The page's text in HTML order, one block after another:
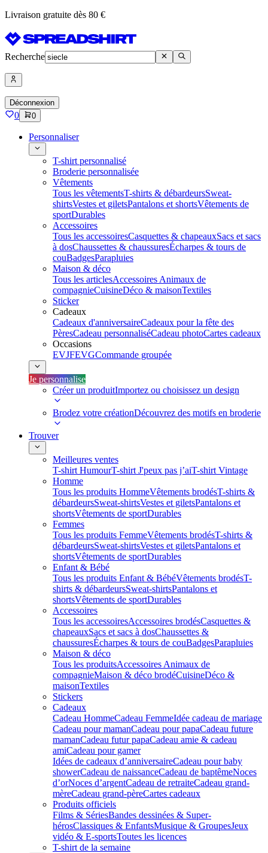
Livraison gratuite dès 80 €
Recherche
Déconnexion
0 0
Personnaliser
T-shirt personnalisé
Broderie personnalisée
Vêtements
Tous les vêtementsT-shirts & débardeursSweat-
shirtsVestes et giletsPantalons et shortsVêtements de
sportDurables
Accessoires
Tous les accessoiresCasquettes & chapeauxSacs et sacs
à dosChaussettes & chaussuresÉcharpes & tours de
couBadgesParapluies
Maison & déco
Tous les articlesAccessoires Animaux de
compagnieCuisineDéco & maisonTextiles
Sticker
Cadeaux
Cadeaux d'anniversaireCadeaux pour la fête des
PèresCadeau personnaliséCadeau photoCartes cadeaux
Occasions
EVJFEVGCommande groupée
Je personnalise
Créer un produitImportez ou choisissez un design
Brodez votre créationDécouvrez des motifs en broderie
Trouver
Meilleures ventes
T-shirt HumourT-shirt J'peux pas j’aiT-shirt Vintage
Homme
Tous les produits HommeVêtements brodésT-shirts &
débardeursSweat-shirtsVestes et giletsPantalons et
shortsVêtements de sportDurables
Femmes
Tous les produits FemmeVêtements brodésT-shirts &
débardeursSweat-shirtsVestes et giletsPantalons et
shortsVêtements de sportDurables
Enfant & Bébé
Tous les produits Enfant & BébéVêtements brodésT-
shirts & débardeursSweat-shirtsPantalons et
shortsVêtements de sportDurables
Accessoires
Tous les accessoiresAccessoires brodésCasquettes &
chapeauxSacs et sacs à dosChaussettes &
chaussuresÉcharpes & tours de couBadgesParapluies
Maison & déco
Tous les produitsAccessoires Animaux de
compagnieMaison & déco brodéCuisineDéco &
maisonTextiles
Stickers
Cadeaux
Cadeau HommeCadeau FemmeIdée cadeau de mariage​
Cadeau pour mamanCadeau pour papaCadeau future
mamanCadeau futur papaCadeau amie & cadeau
amiCadeau pour gamer
Idées de cadeaux d’anniversaireCadeau pour baby
showerCadeau de naissanceCadeau de baptêmeNoces
d’orNoces d’argentCadeau de retraiteCadeau grand-
mèreCadeau grand-pèreCartes cadeaux
Produits officiels
Films & SériesBandes dessinées & Super-
hérosClassiques & EnfantsMusique & GroupesJeux
vidéo & E-sportsToutes les licences
T-shirt de la semaine